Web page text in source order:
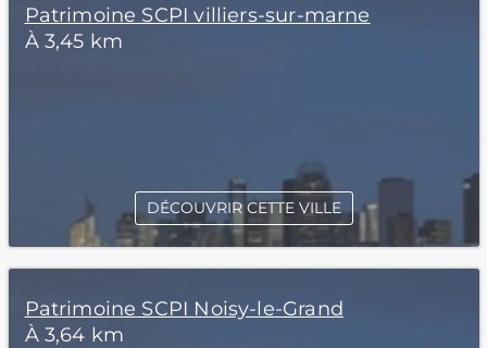
Patrimoine SCPI villiers-sur-marne
À 3,45 km
DÉCOUVRIR CETTE VILLE
Patrimoine SCPI Noisy-le-Grand
À 3,64 km